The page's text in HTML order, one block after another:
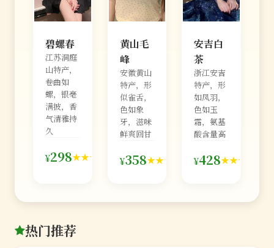
碧螺春
江苏洞庭
山特产，
卷曲如
螺，银毫
满披，香
气清雅持
久
¥298★★★★★
条
黄山毛
峰
安徽黄山
特产，形
似雀舌，
色如象
牙，滋味
鲜爽回甘
¥358★★★★★
条
安吉白
茶
浙江安吉
特产，形
如凤羽，
色如玉
霜，氨基
酸含量高
¥428★★★★★
热门推荐